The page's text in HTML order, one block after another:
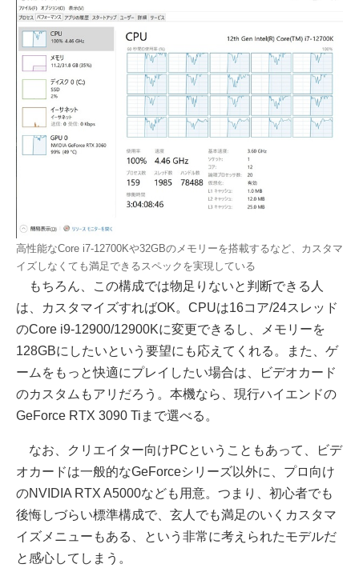
高性能なCore i7-12700Kや32GBのメモリーを搭載するなど、カスタマ
イズしなくても満足できるスペックを実現している
もちろん、この構成では物足りないと判断できる人
は、カスタマイズすればOK。CPUは16コア/24スレッド
のCore i9-12900/12900Kに変更できるし、メモリーを
128GBにしたいという要望にも応えてくれる。また、ゲ
ームをもっと快適にプレイしたい場合は、ビデオカード
のカスタムもアリだろう。本機なら、現行ハイエンドの
GeForce RTX 3090 Tiまで選べる。
なお、クリエイター向けPCということもあって、ビデ
オカードは一般的なGeForceシリーズ以外に、プロ向け
のNVIDIA RTX A5000なども用意。つまり、初心者でも
後悔しづらい標準構成で、玄人でも満足のいくカスタマ
イズメニューもある、という非常に考えられたモデルだ
と感心してしまう。